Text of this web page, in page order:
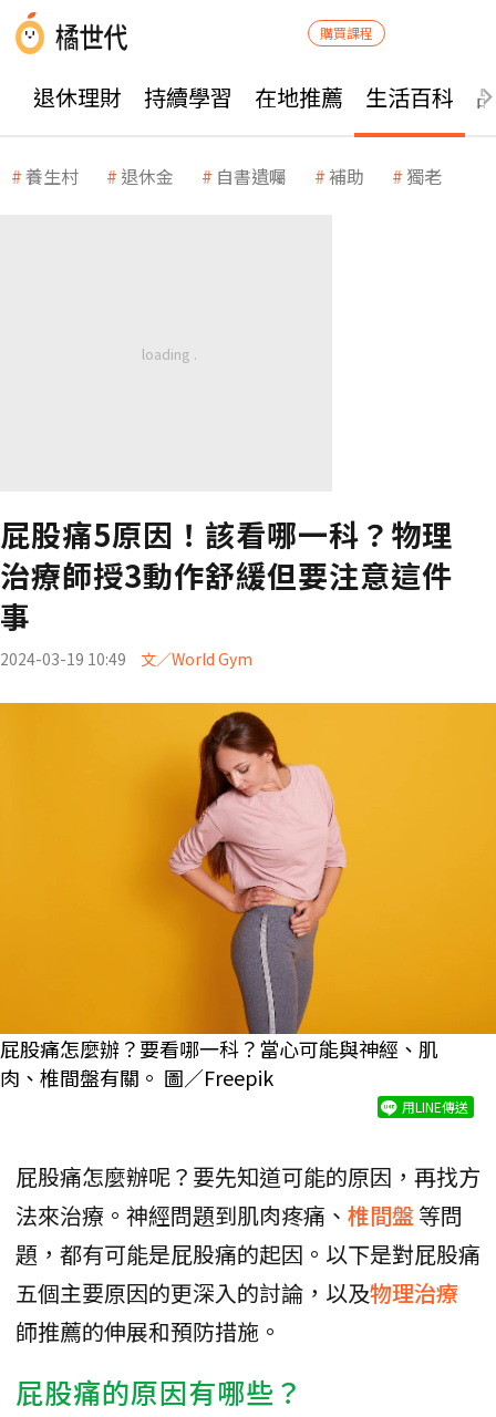
購買課程
退休理財 持續學習 在地推薦 生活百科
養生村 退休金 自書遺囑 補助 獨老
屁股痛5原因！該看哪一科？物理
治療師授3動作舒緩但要注意這件
事
2024-03-19 10:49 文／World Gym
屁股痛怎麼辦？要看哪一科？當心可能與神經、肌
肉、椎間盤有關。 圖／Freepik
用LINE傳送
屁股痛怎麼辦呢？要先知道可能的原因，再找方
法來治療。神經問題到肌肉疼痛、 椎間盤等問
題，都有可能是屁股痛的起因。以下是對屁股痛
五個主要原因的更深入的討論，以及物理治療
師推薦的伸展和預防措施。
屁股痛的原因有哪些？